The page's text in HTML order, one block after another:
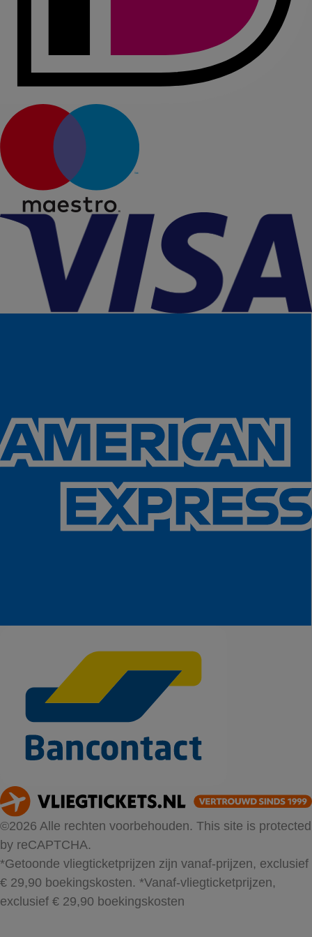
©2026 Alle rechten voorbehouden. This site is protected
by reCAPTCHA.
*Getoonde vliegticketprijzen zijn vanaf-prijzen, exclusief
€ 29,90 boekingskosten. *Vanaf-vliegticketprijzen,
exclusief € 29,90 boekingskosten